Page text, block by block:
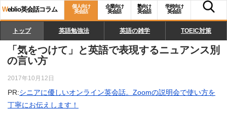
Weblio英会話コラム
個人向け
英会話
企業向け
英会話
塾向け
英会話
学校向け
英会話
トップ 英語勉強法 英語の雑学 TOEIC対策
「気をつけて」と英語で表現するニュアンス別
の言い方
2017年10月12日
PR:シニアに優しいオンライン英会話。Zoomの説明会で使い方を
丁寧にお伝えします！